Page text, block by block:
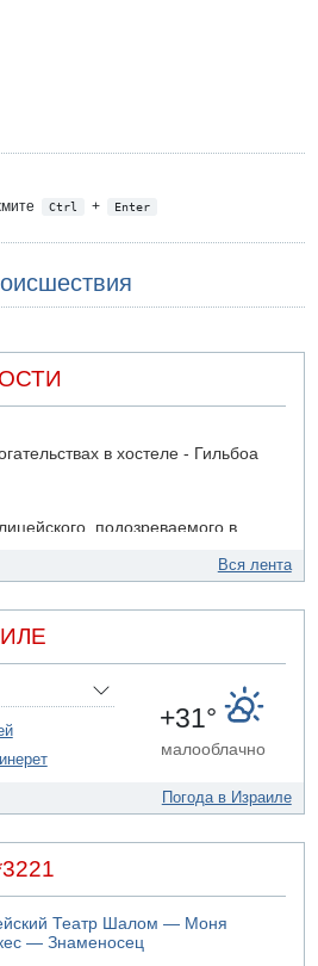
Ctrl + Enter
в хостеле - Гильбоа
подозреваемого в
о ранении солдата
нападения хуситов и
Вся лента
+31°
малооблачно
Погода в Израиле
Театр Шалом — Моня
— Знаменосец